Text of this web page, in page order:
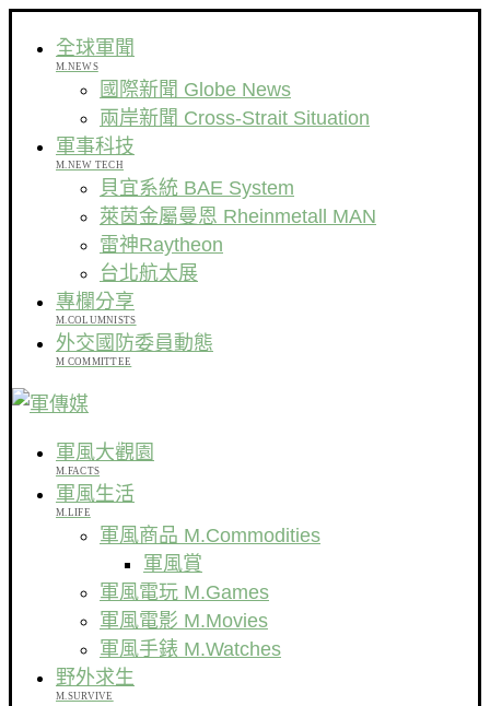
全球軍聞
M.NEWS
國際新聞 Globe News
兩岸新聞 Cross-Strait Situation
軍事科技
M.NEW TECH
貝宜系統 BAE System
萊茵金屬曼恩 Rheinmetall MAN
雷神Raytheon
台北航太展
專欄分享
M.COLUMNISTS
外交國防委員動態
M COMMITTEE
軍風大觀園
M.FACTS
軍風生活
M.LIFE
軍風商品 M.Commodities
軍風賞
軍風電玩 M.Games
軍風電影 M.Movies
軍風手錶 M.Watches
野外求生
M.SURVIVE